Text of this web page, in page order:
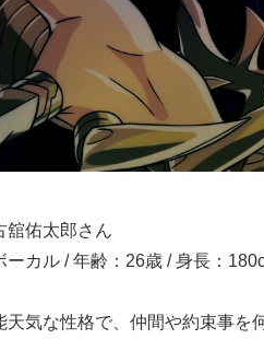
舘佑太郎さん
ーカル / 年齢：26歳 / 身長：
天気な性格で、仲間や約束事を